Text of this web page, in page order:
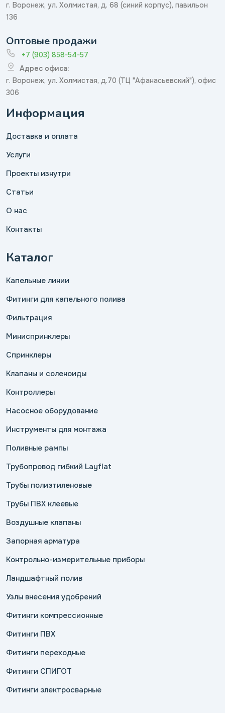
г. Воронеж, ул. Холмистая, д. 68 (синий корпус), павильон
136
Оптовые продажи
+7 (903) 858-54-57
Адрес офиса:
г. Воронеж, ул. Холмистая, д.70 (ТЦ "Афанасьевский"), офис
306
Информация
Доставка и оплата
Услуги
Проекты изнутри
Статьи
О нас
Контакты
Каталог
Капельные линии
Фитинги для капельного полива
Фильтрация
Миниспринклеры
Спринклеры
Клапаны и соленоиды
Контроллеры
Насосное оборудование
Инструменты для монтажа
Поливные рампы
Трубопровод гибкий Layflat
Трубы полиэтиленовые
Трубы ПВХ клеевые
Воздушные клапаны
Запорная арматура
Контрольно-измерительные приборы
Ландшафтный полив
Узлы внесения удобрений
Фитинги компрессионные
Фитинги ПВХ
Фитинги переходные
Фитинги СПИГОТ
Фитинги электросварные